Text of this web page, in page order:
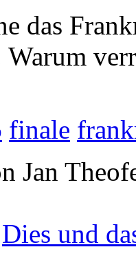
das
finale
Jan
Dies und